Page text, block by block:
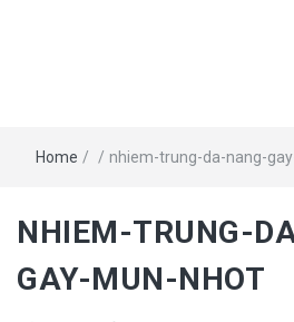
Home / / nhiem-trung-da-nang-
NHIEM-TRUNG-
GAY-MUN-NHOT